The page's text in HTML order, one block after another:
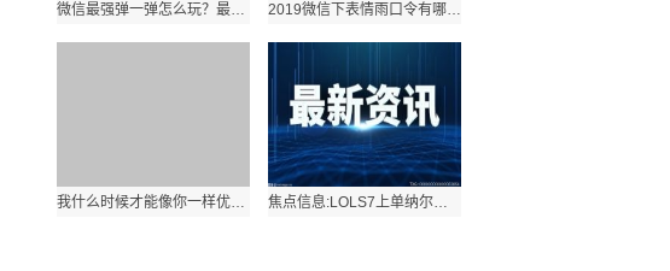
微信最强弹一弹怎么玩？最强弹一弹技巧玩法有哪些？1环球快资讯 2019微信下表情雨口令有哪些？全屏特效表情雨指令是什么？2焦点滚动
我什么时候才能像你一样优秀是什么梗？有什么内涵？0世界观焦点 焦点信息:LOLS7上单纳尔天赋符文怎么加点？对线技巧有哪些？